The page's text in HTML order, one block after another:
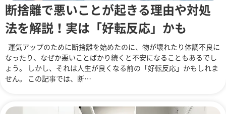
断捨離で悪いことが起きる理由や対処
法を解説！実は「好転反応」かも
運気アップのために断捨離を始めたのに、物が壊れたり体調不良に
なったり、なぜか悪いことばかり続くと不安になることもあるでし
ょう。 しかし、それは人生が良くなる前の「好転反応」かもしれま
せん。 この記事では、断…